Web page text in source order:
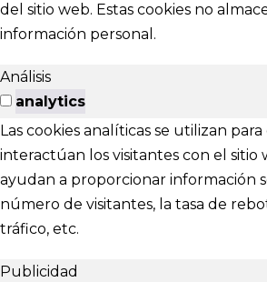
del sitio web. Estas cookies no
información personal.
Análisis
analytics
Las cookies analíticas se utilizan
interactúan los visitantes con el sitio
ayudan a proporcionar información
número de visitantes, la tasa de
tráfico, etc.
Publicidad